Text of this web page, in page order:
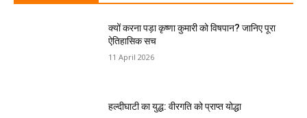
क्यों करना पड़ा कृष्णा कुमारी को विषपान? जानिए पूरा
ऐतिहासिक सच
11 April 2026
हल्दीघाटी का युद्ध: वीरगति को प्राप्त योद्धा